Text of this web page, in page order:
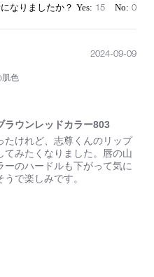
15 0
肌色
ラウンレッドカラー803
たけれど、志尊くんのリップ
みたくなりました。唇の山
のハードルも下がって気に
で楽しみです。
2024-09-09